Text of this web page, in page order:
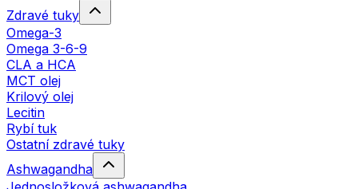
Zdravé tuky
Omega-3
Omega 3-6-9
CLA a HCA
MCT olej
Krilový olej
Lecitin
Rybí tuk
Ostatní zdravé tuky
Ashwagandha